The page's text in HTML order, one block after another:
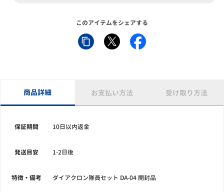
このアイテムをシェアする
商品詳細 お支払い方法 受け取り方法
保証期間 10日以内返金
発送目安 1-2日後
特徴・備考 ダイアクロン隊員セット DA-04 開封品